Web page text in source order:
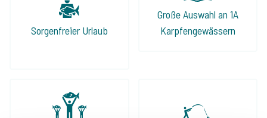
Sorgenfreier Urlaub
Große Auswahl an 1A
Karpfengewässern